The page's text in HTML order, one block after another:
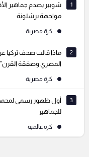
1
شوبير يصدم جماهير
مواجهة برشلونة
كرة مصرية
2
ماذا قالت صحف تركيا
المصري وصفقة القرن"
كرة مصرية
3
أول ظهور رسمي لمحمد
للجماهير
كرة عالمية